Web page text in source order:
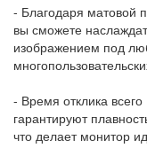
- Благодаря матовой
вы сможете
изображением под
- Время отклика
гарантируют
что делает монитор